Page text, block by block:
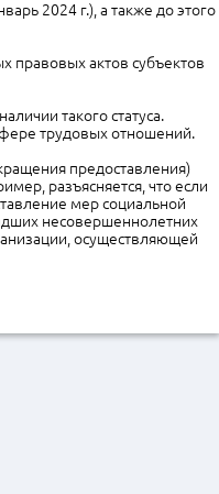
2024 г.), а также до этого
правовых актов субъектов
такого статуса.
трудовых отношений.
предоставления)
разъясняется, что если
мер социальной
несовершеннолетних
осуществляющей